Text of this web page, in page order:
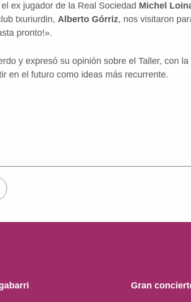
ex jugador de la Real Sociedad Michel
txuriurdin, Alberto Górriz, nos visitaron
pronto!».
y expresó su opinión sobre el Taller, con
en el futuro como ideas más recurrente.
Gran